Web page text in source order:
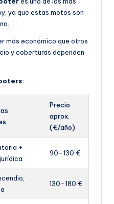
ya que estas motos son
más económico que otros
y coberturas dependen
Precio
aprox.
(€/año)
+
90–130 €
130–180 €